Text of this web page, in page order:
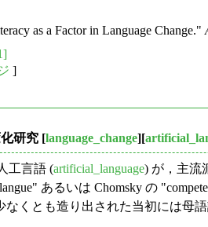
as a Factor in Language Change."
]
研究 [language_change][
工言語 (artificial_language) が，主流
あるいは Chomsky の
なくとも造り出された当初には母